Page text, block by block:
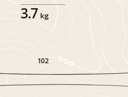
3.7 kg
102